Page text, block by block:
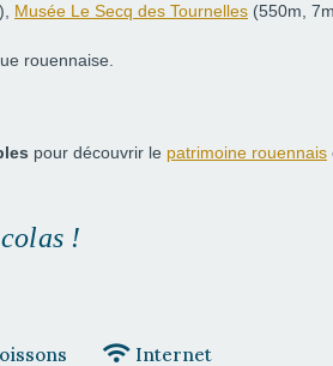
Musée Le Secq des Tournelles (550m,
rouennaise.
pour découvrir le patrimoine rouennais
!
Internet